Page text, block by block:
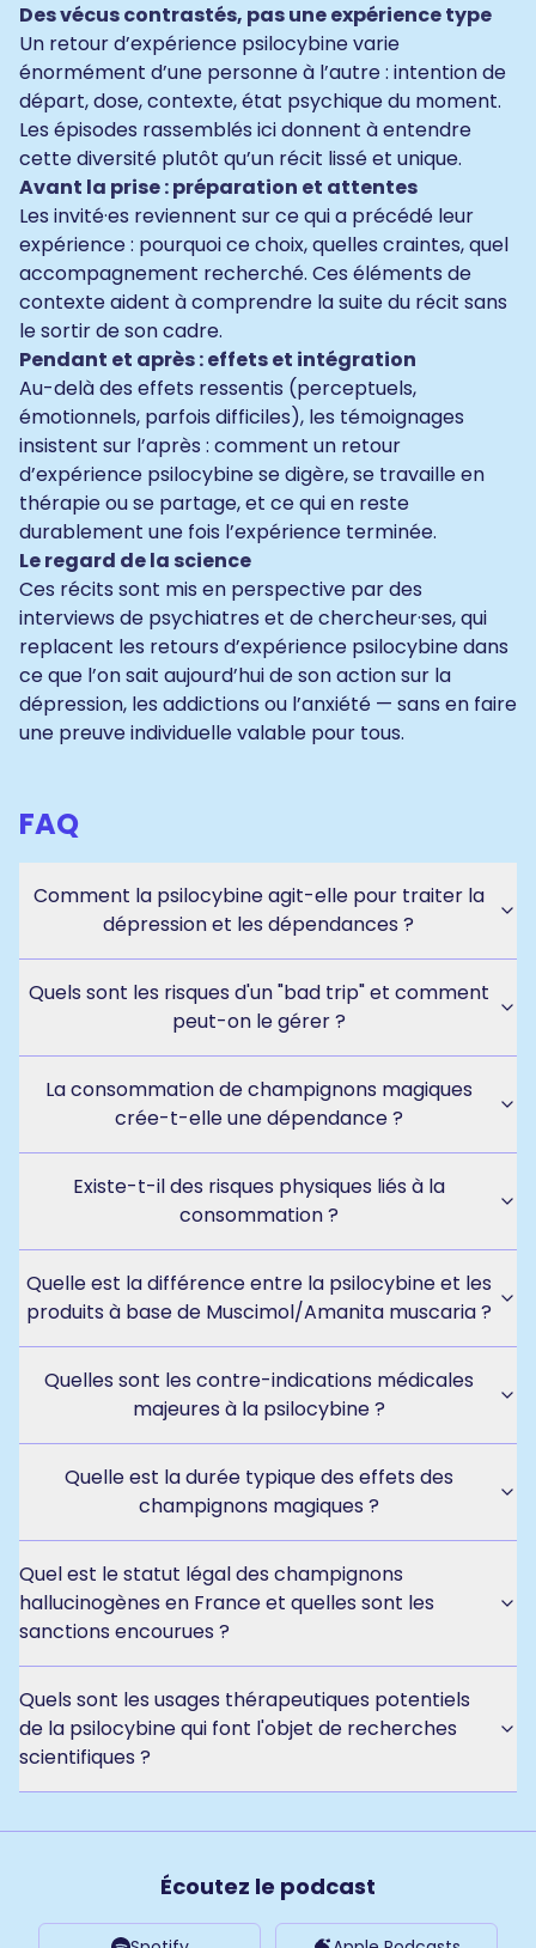
Des vécus contrastés, pas une expérience type
Un retour d’expérience psilocybine varie
énormément d’une personne à l’autre : intention de
départ, dose, contexte, état psychique du moment.
Les épisodes rassemblés ici donnent à entendre
cette diversité plutôt qu’un récit lissé et unique.
Avant la prise : préparation et attentes
Les invité·es reviennent sur ce qui a précédé leur
expérience : pourquoi ce choix, quelles craintes, quel
accompagnement recherché. Ces éléments de
contexte aident à comprendre la suite du récit sans
le sortir de son cadre.
Pendant et après : effets et intégration
Au-delà des effets ressentis (perceptuels,
émotionnels, parfois difficiles), les témoignages
insistent sur l’après : comment un retour
d’expérience psilocybine se digère, se travaille en
thérapie ou se partage, et ce qui en reste
durablement une fois l’expérience terminée.
Le regard de la science
Ces récits sont mis en perspective par des
interviews de psychiatres et de chercheur·ses, qui
replacent les retours d’expérience psilocybine dans
ce que l’on sait aujourd’hui de son action sur la
dépression, les addictions ou l’anxiété — sans en faire
une preuve individuelle valable pour tous.
FAQ
Comment la psilocybine agit-elle pour traiter la
dépression et les dépendances ?
Quels sont les risques d'un "bad trip" et comment
peut-on le gérer ?
La consommation de champignons magiques
crée-t-elle une dépendance ?
Existe-t-il des risques physiques liés à la
consommation ?
Quelle est la différence entre la psilocybine et les
produits à base de Muscimol/Amanita muscaria ?
Quelles sont les contre-indications médicales
majeures à la psilocybine ?
Quelle est la durée typique des effets des
champignons magiques ?
Quel est le statut légal des champignons
hallucinogènes en France et quelles sont les
sanctions encourues ?
Quels sont les usages thérapeutiques potentiels
de la psilocybine qui font l'objet de recherches
scientifiques ?
Écoutez le podcast